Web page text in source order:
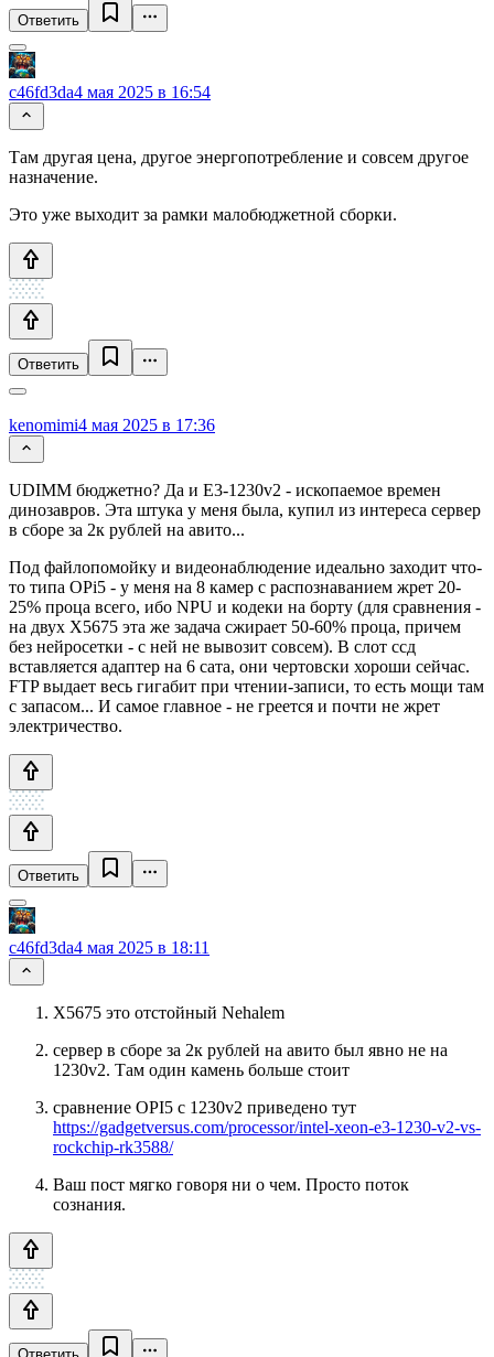
Ответить
c46fd3da4 мая 2025 в 16:54
Там другая цена, другое энергопотребление и совсем другое
назначение.
Это уже выходит за рамки малобюджетной сборки.
Ответить
kenomimi4 мая 2025 в 17:36
UDIMM бюджетно? Да и E3-1230v2 - ископаемое времен
динозавров. Эта штука у меня была, купил из интереса сервер
в сборе за 2к рублей на авито...
Под файлопомойку и видеонаблюдение идеально заходит что-
то типа OPi5 - у меня на 8 камер с распознаванием жрет 20-
25% проца всего, ибо NPU и кодеки на борту (для сравнения -
на двух Х5675 эта же задача сжирает 50-60% проца, причем
без нейросетки - с ней не вывозит совсем). В слот ссд
вставляется адаптер на 6 сата, они чертовски хороши сейчас.
FTP выдает весь гигабит при чтении-записи, то есть мощи там
с запасом... И самое главное - не греется и почти не жрет
электричество.
Ответить
c46fd3da4 мая 2025 в 18:11
X5675 это отстойный Nehalem
сервер в сборе за 2к рублей на авито был явно не на
1230v2. Там один камень больше стоит
сравнение OPI5 c 1230v2 приведено тут
https://gadgetversus.com/processor/intel-xeon-e3-1230-v2-vs-
rockchip-rk3588/
Ваш пост мягко говоря ни о чем. Просто поток
сознания.